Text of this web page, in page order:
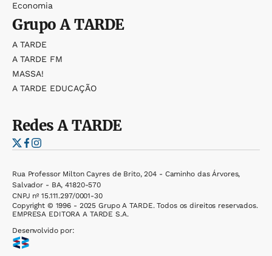
Economia
GrupoA TARDE
A TARDE
A TARDE FM
MASSA!
A TARDE EDUCAÇÃO
RedesA TARDE
Rua Professor Milton Cayres de Brito, 204 - Caminho das Árvores,
Salvador - BA, 41820-570
CNPJ nº 15.111.297/0001-30
Copyright © 1996 - 2025 Grupo A TARDE. Todos os direitos reservados.
EMPRESA EDITORA A TARDE S.A.
Desenvolvido por: